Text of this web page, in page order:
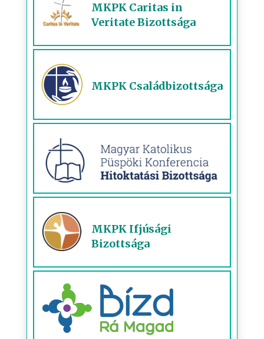
MKPK Caritas in
Veritate Bizottsága
MKPK Családbizottsága
MKPK Ifjúsági
Bizottsága